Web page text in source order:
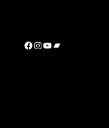
Facebook Instagram YouTube Bandcamp